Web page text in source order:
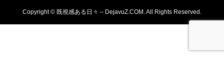
Copyright © 既視感ある日々 – DejavuZ.COM. All Rights Reserved.